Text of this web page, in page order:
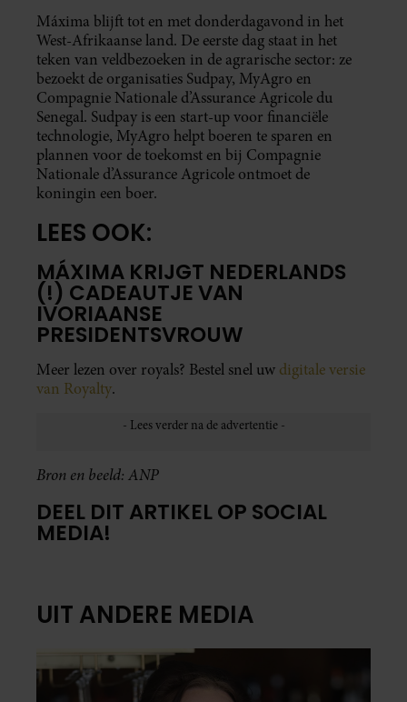
Máxima blijft tot en met donderdagavond in het
West-Afrikaanse land. De eerste dag staat in het
teken van veldbezoeken in de agrarische sector: ze
bezoekt de organisaties Sudpay, MyAgro en
Compagnie Nationale d’Assurance Agricole du
Senegal. Sudpay is een start-up voor financiële
technologie, MyAgro helpt boeren te sparen en
plannen voor de toekomst en bij Compagnie
Nationale d’Assurance Agricole ontmoet de
koningin een boer.
LEES OOK:
MÁXIMA KRIJGT NEDERLANDS
(!) CADEAUTJE VAN
IVORIAANSE
PRESIDENTSVROUW
Meer lezen over royals? Bestel snel uw digitale versie
van Royalty.
Bron en beeld: ANP
DEEL DIT ARTIKEL OP SOCIAL
MEDIA!
UIT ANDERE MEDIA